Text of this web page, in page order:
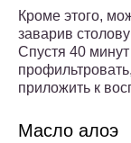
Кроме этого,
заварив
Спустя 40
приложить к
Масло алоэ